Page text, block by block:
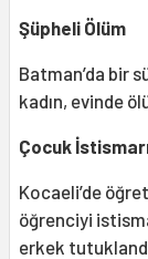
Şüpheli Ölüm
Batman’da bir
kadın, evinde
Çocuk
Kocaeli’de
öğrenciyi
erkek